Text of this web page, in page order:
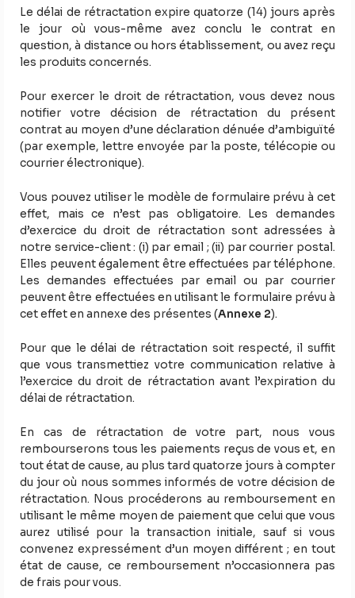
Le délai de rétractation expire quatorze (14) jours après
le jour où vous-même avez conclu le contrat en
question, à distance ou hors établissement, ou avez reçu
les produits concernés.
Pour exercer le droit de rétractation, vous devez nous
notifier votre décision de rétractation du présent
contrat au moyen d’une déclaration dénuée d’ambiguïté
(par exemple, lettre envoyée par la poste, télécopie ou
courrier électronique).
Vous pouvez utiliser le modèle de formulaire prévu à cet
effet, mais ce n’est pas obligatoire. Les demandes
d’exercice du droit de rétractation sont adressées à
notre service-client : (i) par email ; (ii) par courrier postal.
Elles peuvent également être effectuées par téléphone.
Les demandes effectuées par email ou par courrier
peuvent être effectuées en utilisant le formulaire prévu à
cet effet en annexe des présentes (Annexe 2).
Pour que le délai de rétractation soit respecté, il suffit
que vous transmettiez votre communication relative à
l’exercice du droit de rétractation avant l’expiration du
délai de rétractation.
En cas de rétractation de votre part, nous vous
rembourserons tous les paiements reçus de vous et, en
tout état de cause, au plus tard quatorze jours à compter
du jour où nous sommes informés de votre décision de
rétractation. Nous procéderons au remboursement en
utilisant le même moyen de paiement que celui que vous
aurez utilisé pour la transaction initiale, sauf si vous
convenez expressément d’un moyen différent ; en tout
état de cause, ce remboursement n’occasionnera pas
de frais pour vous.